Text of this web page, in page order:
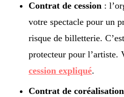
Contrat de cession :
votre spectacle pour un
risque de billetterie.
protecteur pour l’artiste.
cession expliqué.
Contrat de coréalisation